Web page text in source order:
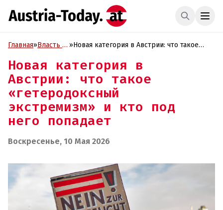
Главная»Власть и »Новая категория в Австрии: что такое
него попадает
Новая категория в
Австрии: что такое
«гетеродоксный
экстремизм» и кто под
него попадает
Воскресенье, 10 Мая 2026